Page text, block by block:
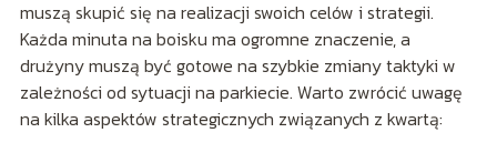
muszą skupić się na realizacji swoich celów i strategii.
Każda minuta na boisku ma ogromne znaczenie, a
drużyny muszą być gotowe na szybkie zmiany taktyki w
zależności od sytuacji na parkiecie. Warto zwrócić uwagę
na kilka aspektów strategicznych związanych z kwartą: